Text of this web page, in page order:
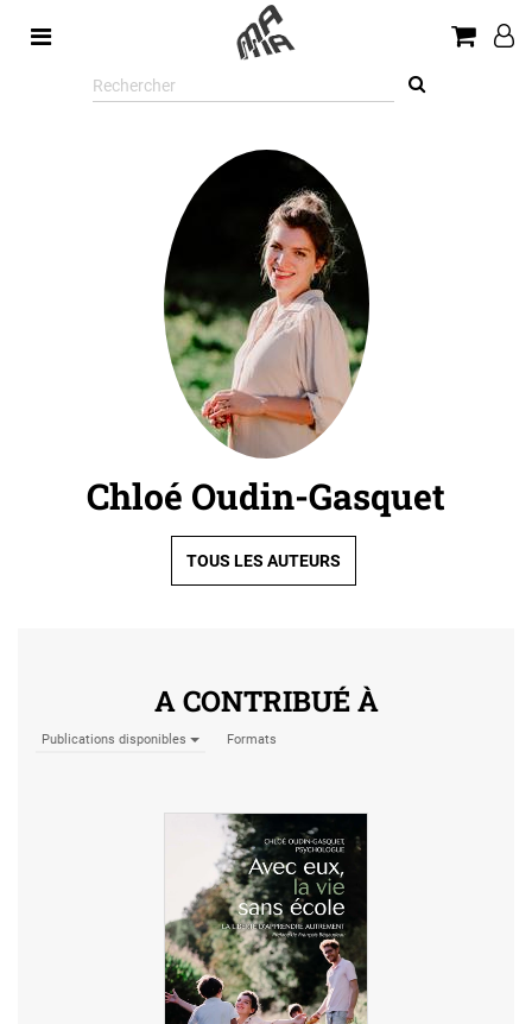
Rechercher
sur
Chloé Oudin-Gasquet
TOUS LES AUTEURS
A CONTRIBUÉ À
Publications disponibles Formats